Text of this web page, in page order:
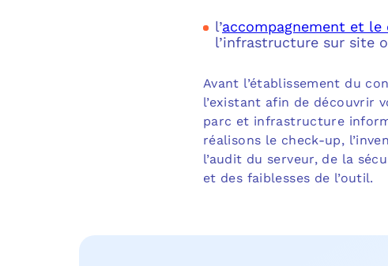
l’accompagnement et
l’infrastructure sur site
Avant l’établissement du
l’existant afin de découvrir
parc et infrastructure
réalisons le check-up,
l’audit du serveur, de la
et des faiblesses de l’outil.